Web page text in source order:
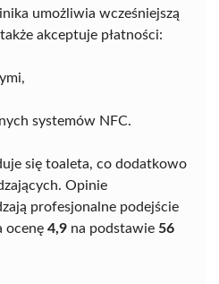
umożliwia wcześniejszą
akceptuje płatności:
systemów NFC.
się toaleta, co dodatkowo
Opinie
profesjonalne podejście
ocenę 4,9 na podstawie 56